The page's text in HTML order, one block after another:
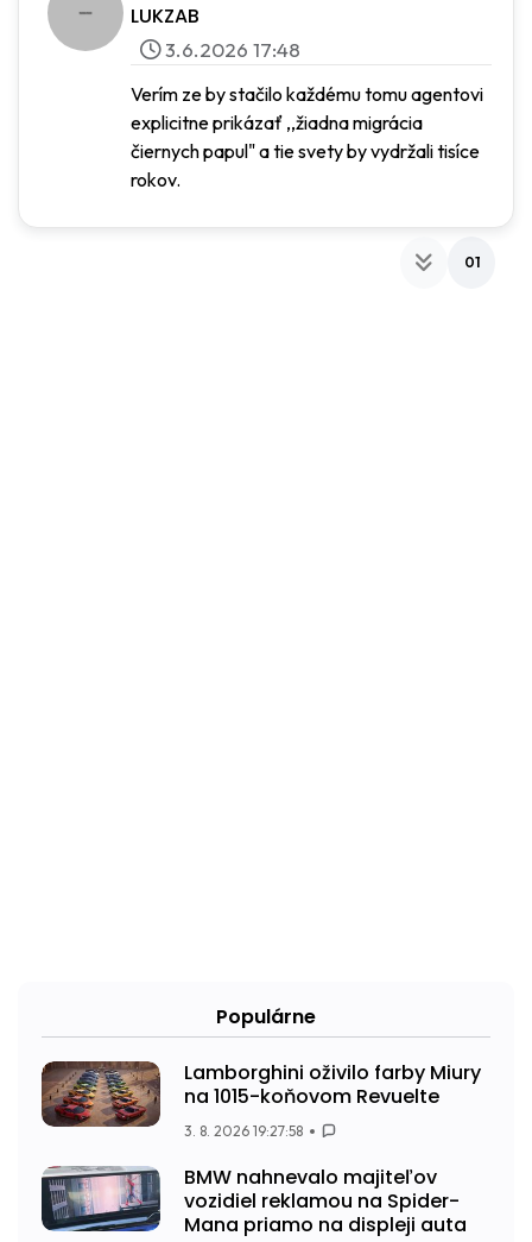
LUKZAB
3.6.2026 17:48
Verím ze by stačilo každému tomu agentovi
explicitne prikázať ,,žiadna migrácia
čiernych papul" a tie svety by vydržali tisíce
rokov.
01
Populárne
Lamborghini oživilo farby Miury
na 1015-koňovom Revuelte
3. 8. 2026 19:27:58
BMW nahnevalo majiteľov
vozidiel reklamou na Spider-
Mana priamo na displeji auta